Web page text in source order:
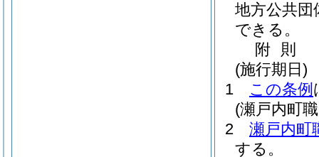
地方公共
できる。
附 則
(施行期日)
1
この条例
(瀬戸内町
2
瀬戸内町
する。